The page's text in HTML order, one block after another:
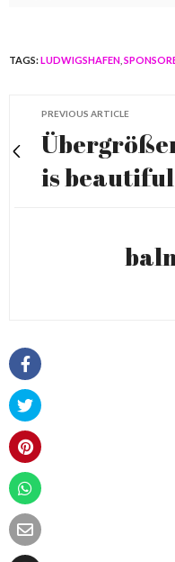
TAGS:LUDWIGSHAFEN
PREVIOUS ARTICLE
is beautiful